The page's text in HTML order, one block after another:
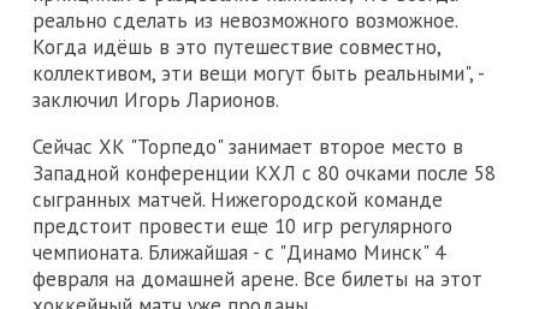
реально сделать из невозможного возможное.
Когда идёшь в это путешествие совместно,
коллективом, эти вещи могут быть реальными", -
заключил Игорь Ларионов.
Сейчас ХК "Торпедо" занимает второе место в
Западной конференции КХЛ с 80 очками после 58
сыгранных матчей. Нижегородской команде
предстоит провести еще 10 игр регулярного
чемпионата. Ближайшая - с "Динамо Минск" 4
февраля на домашней арене. Все билеты на этот